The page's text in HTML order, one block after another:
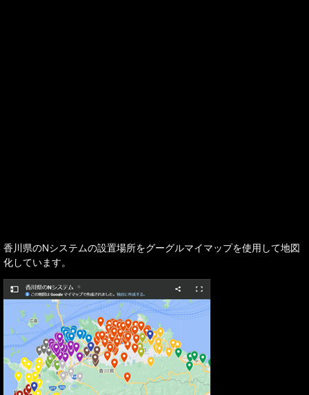
香川県のNシステムの設置場所をグーグルマイマップを使用して地図
化しています。